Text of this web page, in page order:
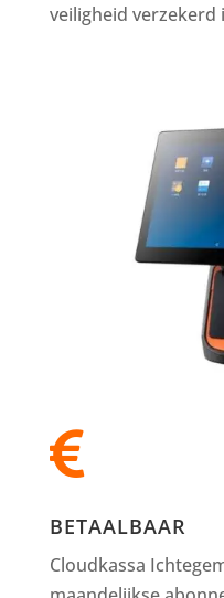
veiligheid verzekerd

BETAALBAAR
Cloudkassa